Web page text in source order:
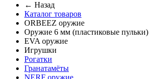
← Назад
Каталог товаров
ORBEEZ оружие
Оружие 6 мм (пластиковые пульки)
EVA оружие
Игрушки
Рогатки
Гранатамёты
NERF оружие